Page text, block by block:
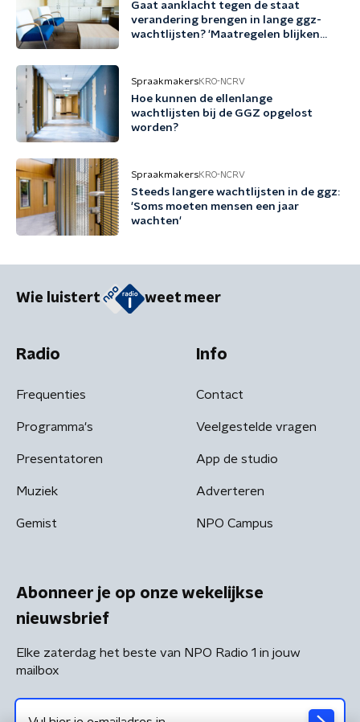
Gaat aanklacht tegen de staat
verandering brengen in lange ggz-
wachtlijsten? 'Maatregelen blijken
SpraakmakersKRO-NCRV
Hoe kunnen de ellenlange
wachtlijsten bij de GGZ opgelost
worden?
SpraakmakersKRO-NCRV
Steeds langere wachtlijsten in de ggz:
'Soms moeten mensen een jaar
wachten'
Wie luistert weet meer
Radio
Frequenties
Programma's
Presentatoren
Muziek
Gemist
Info
Contact
Veelgestelde vragen
App de studio
Adverteren
NPO Campus
Abonneer je op onze wekelijkse
nieuwsbrief
Elke zaterdag het beste van NPO Radio 1 in jouw
mailbox